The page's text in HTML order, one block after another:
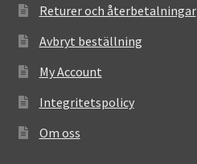
Returer och återbetalningar
Avbryt beställning
My Account
Integritetspolicy
Om oss